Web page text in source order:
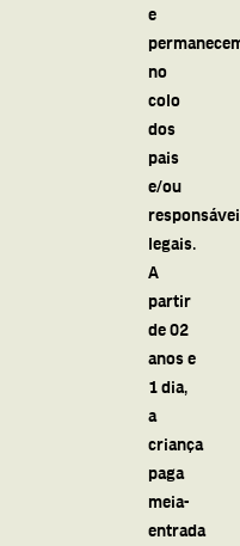
e
no
colo
dos
pais
e/ou
legais.
A
partir
de 02
anos e
1 dia,
a
criança
paga
meia-
entrada